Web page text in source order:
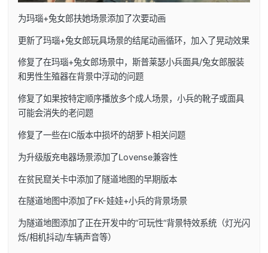
为玛瑙+兔女郎扶她场景添加了次要动画
更新了玛瑙+兔女郎玩具场景的结尾动画循环，加入了晃动效果
修复了在玛瑙+兔女郎场景中，斯普莱瑟小兵面具/兔女郎服装
和男性生殖器在背景中浮动的问题
修复了如果按特定顺序播放多个成人场景，小兵的靴子或面具
可能会消失的老问题
修复了一些在IC版本中损坏的胡萝卜相关问题
为升级版充电器场景添加了Lovense兼容性
在贫民窟关卡中添加了隧道地图的早期版本
在隧道地图中添加了FK-娃娃+小兵的背景场景
为隧道地图添加了正在开发中的”可玩性”背景特效系统（灯光闪
烁/相机抖动/车辆声音等）